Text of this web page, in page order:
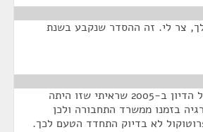
צר לי. זה ההסדר שנקבע בשנת
מעיון בפרוטוקולים של הדיון ב-2005 שראיתי שזו היתה
בזמנו ממשרד התחבורה ולכן
לא בדיוק התחדד הטעם לכך.